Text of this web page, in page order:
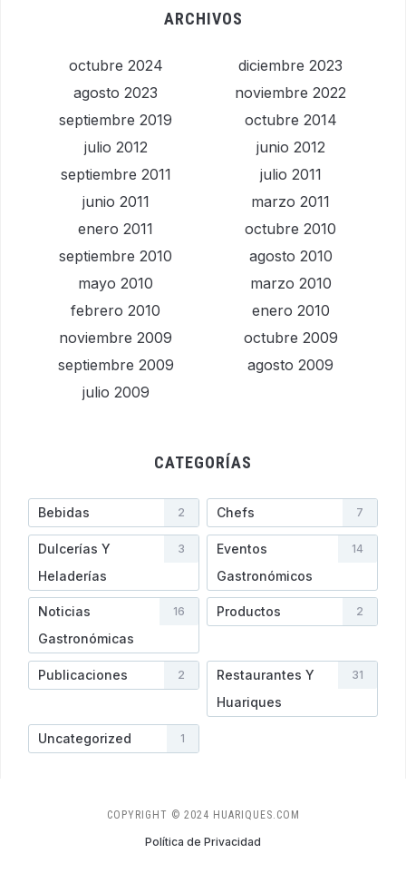
ARCHIVOS
octubre 2024
diciembre 2023
agosto 2023
noviembre 2022
septiembre 2019
octubre 2014
julio 2012
junio 2012
septiembre 2011
julio 2011
junio 2011
marzo 2011
enero 2011
octubre 2010
septiembre 2010
agosto 2010
mayo 2010
marzo 2010
febrero 2010
enero 2010
noviembre 2009
octubre 2009
septiembre 2009
agosto 2009
julio 2009
CATEGORÍAS
Bebidas 2 Chefs 7
Dulcerías Y
Heladerí­as
3
Eventos
Gastronómicos
14
Noticias
Gastronómicas
16 Productos 2
Publicaciones 2
Restaurantes Y
Huariques
31
Uncategorized 1
COPYRIGHT © 2024 HUARIQUES.COM
Política de Privacidad